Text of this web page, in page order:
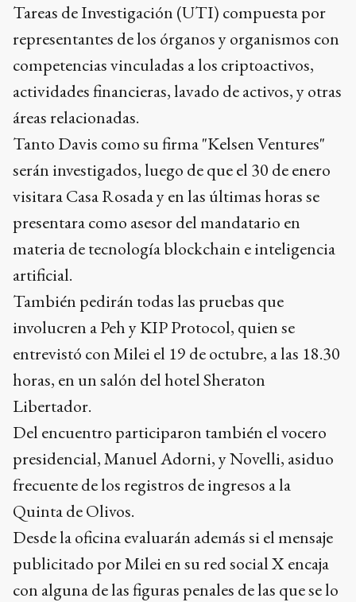
Tareas de Investigación (UTI) compuesta por
representantes de los órganos y organismos con
competencias vinculadas a los criptoactivos,
actividades financieras, lavado de activos, y otras
áreas relacionadas.
Tanto Davis como su firma "Kelsen Ventures"
serán investigados, luego de que el 30 de enero
visitara Casa Rosada y en las últimas horas se
presentara como asesor del mandatario en
materia de tecnología blockchain e inteligencia
artificial.
También pedirán todas las pruebas que
involucren a Peh y KIP Protocol, quien se
entrevistó con Milei el 19 de octubre, a las 18.30
horas, en un salón del hotel Sheraton
Libertador.
Del encuentro participaron también el vocero
presidencial, Manuel Adorni, y Novelli, asiduo
frecuente de los registros de ingresos a la
Quinta de Olivos.
Desde la oficina evaluarán además si el mensaje
publicitado por Milei en su red social X encaja
con alguna de las figuras penales de las que se lo